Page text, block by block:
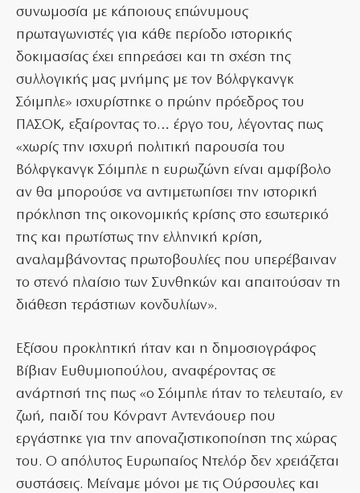
συνωμοσία με κάποιους επώνυμους
πρωταγωνιστές για κάθε περίοδο ιστορικής
δοκιμασίας έχει επηρεάσει και τη σχέση της
συλλογικής μας μνήμης με τον Βόλφγκανγκ
Σόιμπλε» ισχυρίστηκε ο πρώην πρόεδρος του
ΠΑΣΟΚ, εξαίροντας το… έργο του, λέγοντας πως
«χωρίς την ισχυρή πολιτική παρουσία του
Βόλφγκανγκ Σόιμπλε η ευρωζώνη είναι αμφίβολο
αν θα μπορούσε να αντιμετωπίσει την ιστορική
πρόκληση της οικονομικής κρίσης στο εσωτερικό
της και πρωτίστως την ελληνική κρίση,
αναλαμβάνοντας πρωτοβουλίες που υπερέβαιναν
το στενό πλαίσιο των Συνθηκών και απαιτούσαν τη
διάθεση τεράστιων κονδυλίων».
Εξίσου προκλητική ήταν και η δημοσιογράφος
Βίβιαν Ευθυμιοπούλου, αναφέροντας σε
ανάρτησή της πως «ο Σόιμπλε ήταν το τελευταίο, εν
ζωή, παιδί του Κόνραντ Αντενάουερ που
εργάστηκε για την αποναζιστικοποίηση της χώρας
του. Ο απόλυτος Ευρωπαίος Ντελόρ δεν χρειάζεται
συστάσεις. Μείναμε μόνοι με τις Ούρσουλες και